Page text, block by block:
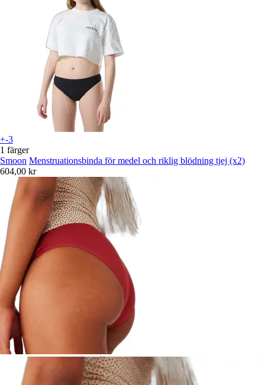
+-3
1 färger
Smoon Menstruationsbinda för medel och riklig blödning tjej (x2)
604,00 kr